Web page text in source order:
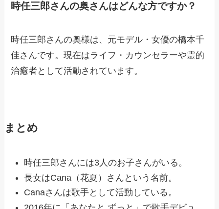
時任三郎さんの奥さんはどんな方ですか？
時任三郎さんの奥様は、元モデル・女優の橋本千
佳さんです。現在はライフ・カウンセラーや霊的
治癒者として活動されています。
まとめ
時任三郎さんには3人のお子さんがいる。
長女はCana（花夏）さんという名前。
Canaさんは歌手として活動している。